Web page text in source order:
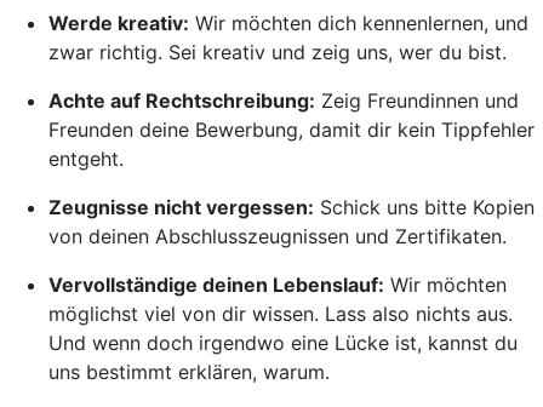
Werde kreativ: Wir möchten dich kennenlernen, und
zwar richtig. Sei kreativ und zeig uns, wer du bist.
Achte auf Rechtschreibung: Zeig Freundinnen und
Freunden deine Bewerbung, damit dir kein Tippfehler
entgeht.
Zeugnisse nicht vergessen: Schick uns bitte Kopien
von deinen Abschlusszeugnissen und Zertifikaten.
Vervollständige deinen Lebenslauf: Wir möchten
möglichst viel von dir wissen. Lass also nichts aus.
Und wenn doch irgendwo eine Lücke ist, kannst du
uns bestimmt erklären, warum.